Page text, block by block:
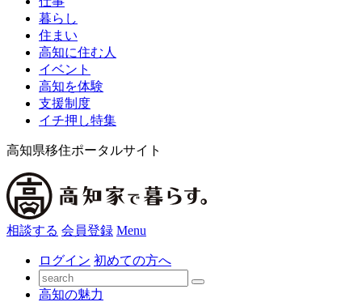
暮らし
住まい
高知に住む人
イベント
高知を体験
支援制度
イチ押し特集
高知県移住ポータルサイト
相談する 会員登録 Menu
ログイン 初めての方へ
高知の魅力